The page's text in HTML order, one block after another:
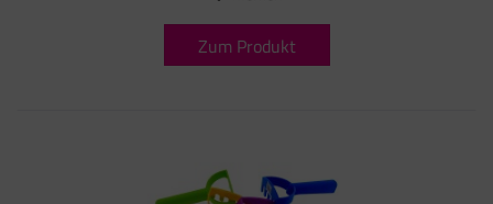
Zum Produkt